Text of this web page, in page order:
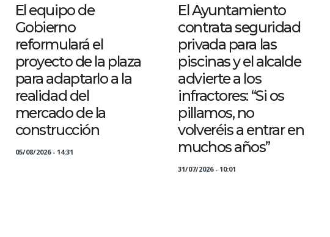
El equipo de
Gobierno
reformulará el
proyecto de la plaza
para adaptarlo a la
realidad del
mercado de la
construcción
05/08/2026 - 14:31
El Ayuntamiento
contrata seguridad
privada para las
piscinas y el alcalde
advierte a los
infractores: “Si os
pillamos, no
volveréis a entrar en
muchos años”
31/07/2026 - 10:01